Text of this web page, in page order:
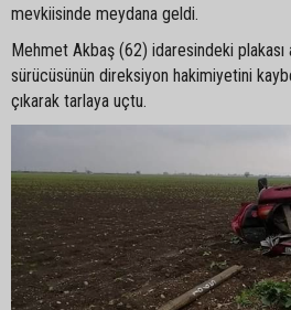
mevkiisinde meydana geldi.
Mehmet Akbaş (62) idaresindeki plakası
sürücüsünün direksiyon hakimiyetini
çıkarak tarlaya uçtu.